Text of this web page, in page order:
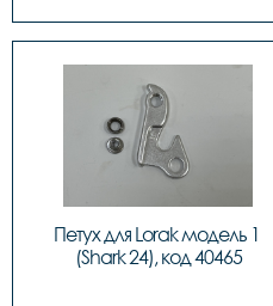
Петух для Lorak модель 1
(Shark 24), код 40465